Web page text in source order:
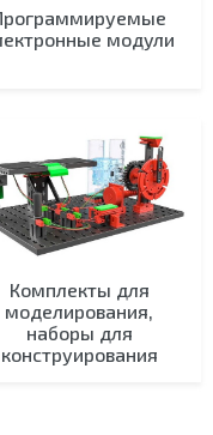
модули
Комплекты для
моделирования,
наборы для
конструирования